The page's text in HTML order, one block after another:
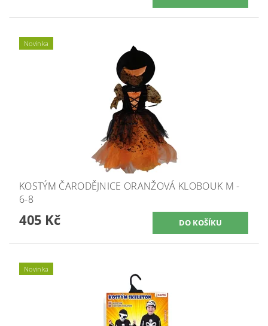
Novinka
KOSTÝM ČARODĚJNICE ORANŽOVÁ KLOBOUK M -
6-8
405 Kč
Novinka